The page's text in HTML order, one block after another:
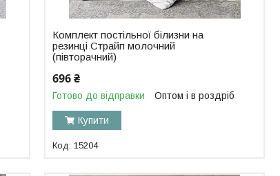
Комплект постільної білизни на
резинці Страйп молочний
(півторачний)
696 ₴
Готово до відправки Оптом і в роздріб
Купити
15204